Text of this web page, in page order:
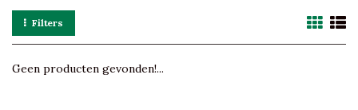
Filters
Geen producten gevonden!...